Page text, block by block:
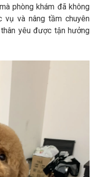
phòng khám đã không
vụ và nâng tầm chuyên
yêu được tận hưởng